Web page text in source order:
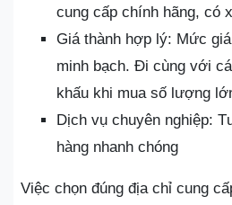
cung cấp chính hãng, có
Giá thành hợp lý: Mức
minh bạch. Đi cùng với
khấu khi mua số lượng
Dịch vụ chuyên nghiệp:
hàng nhanh chóng
Việc chọn đúng địa chỉ cung